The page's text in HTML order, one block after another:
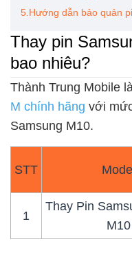
5.Hướng dẫn bảo quản
Thay pin
bao nhiêu?
Thành Trung Mobile
M chính hãng với
Samsung M10.
STT
1
Thay Pin
M10